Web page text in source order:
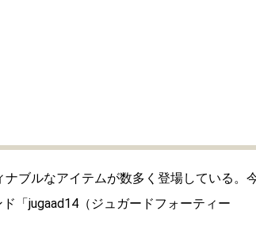
ブルなアイテムが数多く登場している。
「jugaad14（ジュガードフォーティー